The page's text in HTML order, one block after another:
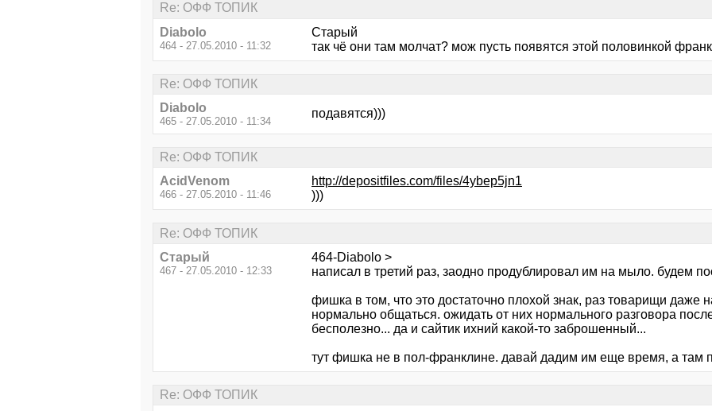
Re: ОФФ ТОПИК
Diabolo
464 - 27.05.2010 - 11:32
Старый
так чё они там молчат? мож пусть появятся этой половинкой
Re: ОФФ ТОПИК
Diabolo
465 - 27.05.2010 - 11:34
подавятся)))
Re: ОФФ ТОПИК
AcidVenom
466 - 27.05.2010 - 11:46
http://depositfiles.com/files/4ybep5jn1
)))
Re: ОФФ ТОПИК
Старый
467 - 27.05.2010 - 12:33
464-Diabolo >
написал в третий раз, заодно продублировал им на мыло. будем
фишка в том, что это достаточно плохой знак, раз товарищи даже
нормально общаться. ожидать от них нормального разговора
бесполезно... да и сайтик ихний какой-то заброшенный...
тут фишка не в пол-франклине. давай дадим им еще время, а там
Re: ОФФ ТОПИК